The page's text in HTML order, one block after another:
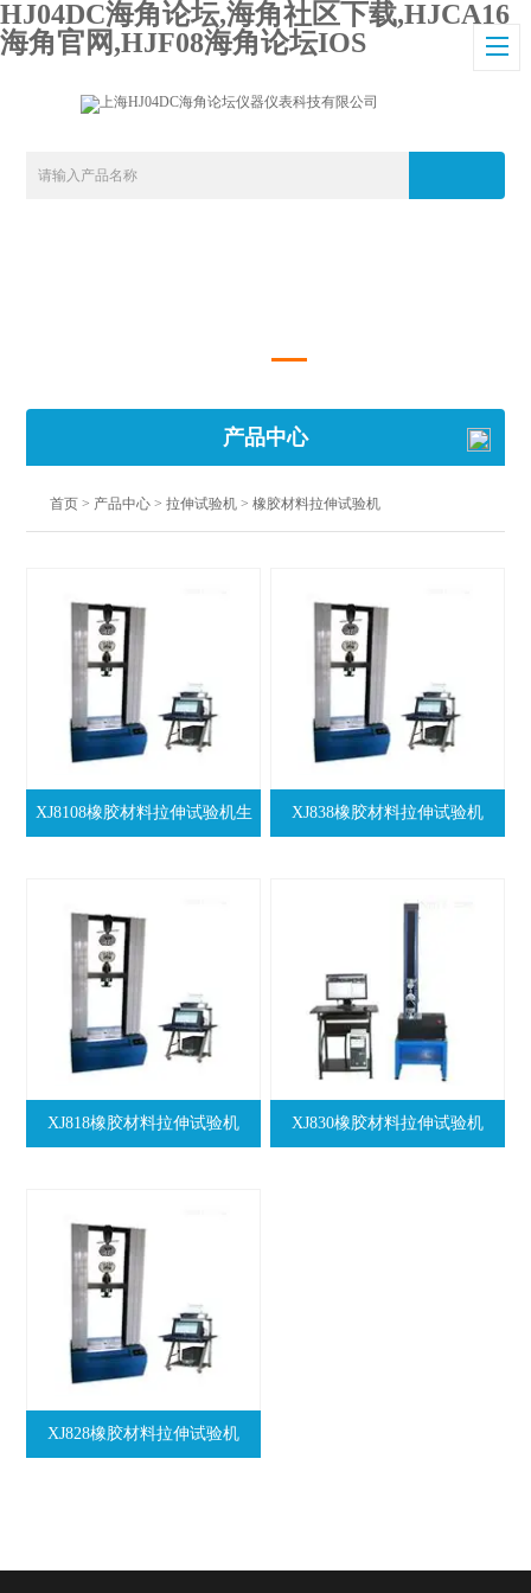
HJ04DC海角论坛,海角社区下载,HJCA16
海角官网,HJF08海角论坛IOS
产品中心
首页 > 产品中心 >拉伸试验机 >橡胶材料拉伸试验机
XJ8108橡胶材料拉伸试验机生 XJ838橡胶材料拉伸试验机
XJ818橡胶材料拉伸试验机 XJ830橡胶材料拉伸试验机
XJ828橡胶材料拉伸试验机